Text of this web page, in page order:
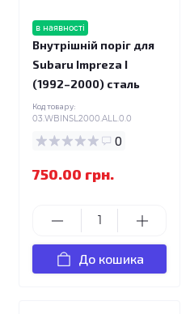
в наявності
Внутрішній поріг для
Subaru Impreza I
(1992–2000) сталь
Код товару:
03.WBINSL2000.ALL.0.0
0
750.00 грн.
До кошика